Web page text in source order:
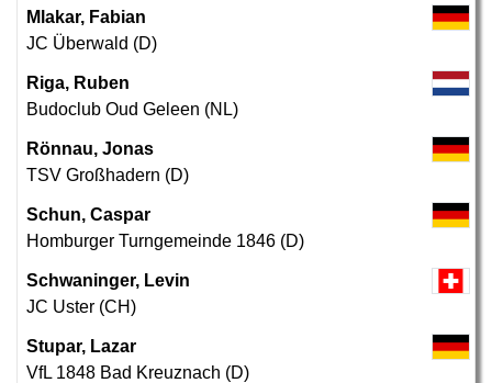
Mlakar, Fabian
JC Überwald (D)
Riga, Ruben
Budoclub Oud Geleen (NL)
Rönnau, Jonas
TSV Großhadern (D)
Schun, Caspar
Homburger Turngemeinde 1846 (D)
Schwaninger, Levin
JC Uster (CH)
Stupar, Lazar
VfL 1848 Bad Kreuznach (D)